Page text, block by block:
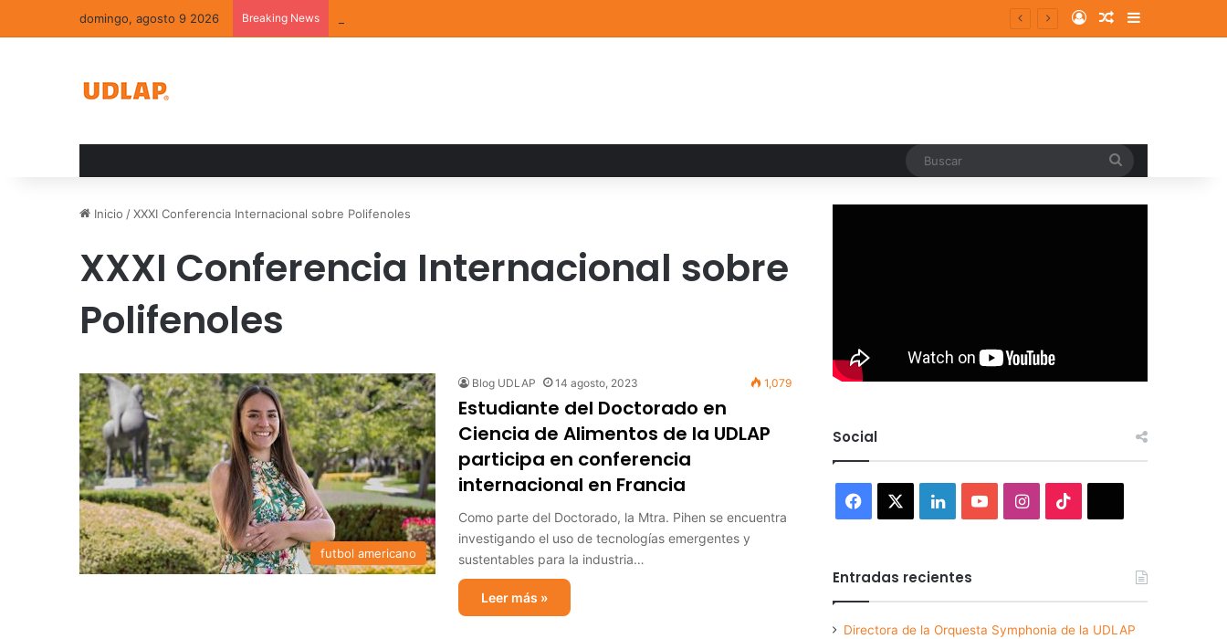
domingo, agosto 9 2026 Breaking News Log InRandom Article
Sidebar
Inicio /XXXI Conferencia Internacional sobre Polifenoles
XXXI Conferencia Internacional sobre
Polifenoles
futbol americano
Blog UDLAP 14 agosto, 2023 1,079
Estudiante del Doctorado en
Ciencia de Alimentos de la UDLAP
participa en conferencia
internacional en Francia
Como parte del Doctorado, la Mtra. Pihen se encuentra
investigando el uso de tecnologías emergentes y
sustentables para la industria…
Leer más »
Social
Facebook LinkedInYouTubeInstagram
Entradas recientes
Directora de la Orquesta Symphonia de la UDLAP